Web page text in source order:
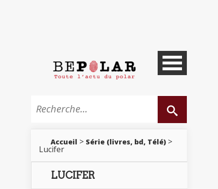
Accueil > Série (livres, bd, Télé) >
Lucifer
LUCIFER